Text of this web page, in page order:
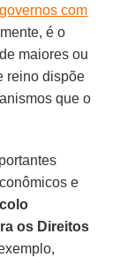
com
é o
maiores ou
reino dispõe
que o
e
os Direitos